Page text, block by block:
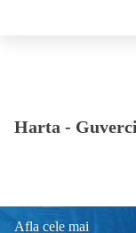
Harta -
Afla cele mai